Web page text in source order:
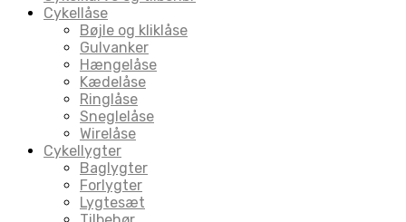
Cykellåse
Bøjle og kliklåse
Gulvanker
Hængelåse
Kædelåse
Ringlåse
Sneglelåse
Wirelåse
Cykellygter
Baglygter
Forlygter
Lygtesæt